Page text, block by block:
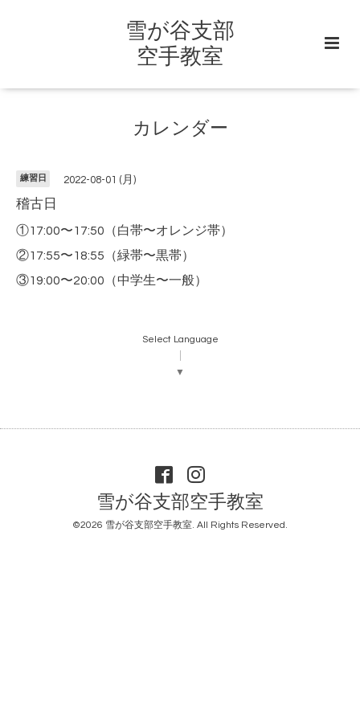
雪が谷支部
空手教室
カレンダー
練習日 2022-08-01 (月)
稽古日
①17:00〜17:50（白帯〜オレンジ帯）
②17:55〜18:55（緑帯〜黒帯）
③19:00〜20:00（中学生〜一般）
Select Language
▼
雪が谷支部空手教室
©2026 雪が谷支部空手教室. All Rights Reserved.